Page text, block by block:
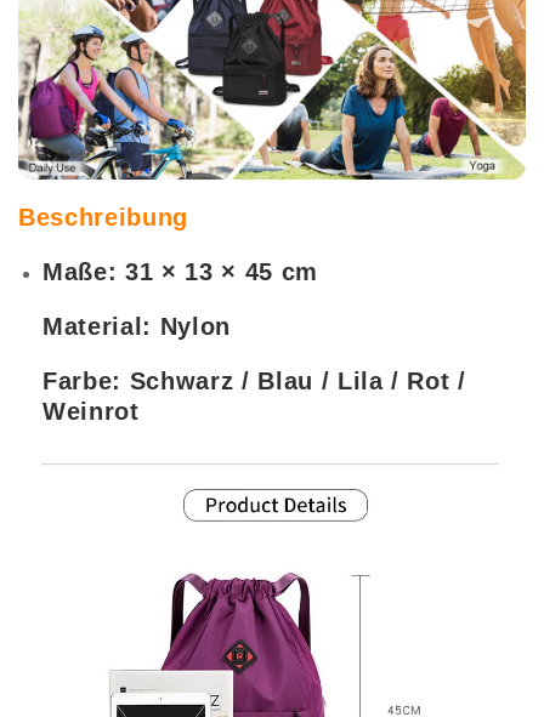
Beschreibung
Maße: 31 × 13 × 45 cm
Material: Nylon
Farbe: Schwarz / Blau / Lila / Rot /
Weinrot